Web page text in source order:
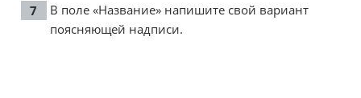
В поле «Название» напишите свой вариант
поясняющей надписи.